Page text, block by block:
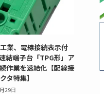
業、電線接続表示付
結端子台「TPG形」ア
作業を速結化【配線接
タ特集】
29日